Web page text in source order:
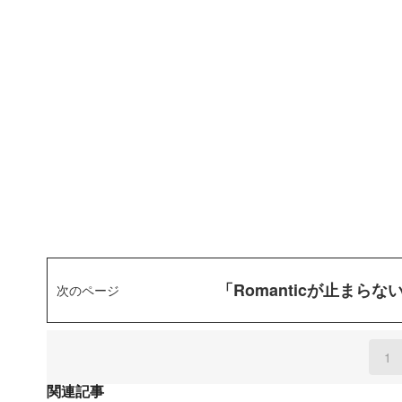
次のページ 「Romanticが止まらな
1
関連記事